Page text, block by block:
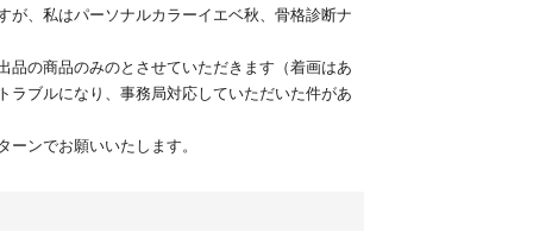
、私はパーソナルカラーイエベ秋、骨格診断ナ
品の商品のみのとさせていただきます（着画はあ
ラブルになり、事務局対応していただいた件があ
ーンでお願いいたします。